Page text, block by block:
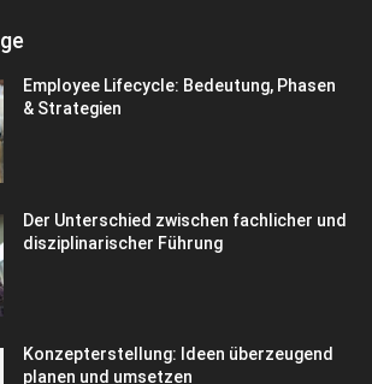
Employee Lifecycle: Bedeutung, Phasen
& Strategien
Der Unterschied zwischen fachlicher und
disziplinarischer Führung
Konzepterstellung: Ideen überzeugend
planen und umsetzen